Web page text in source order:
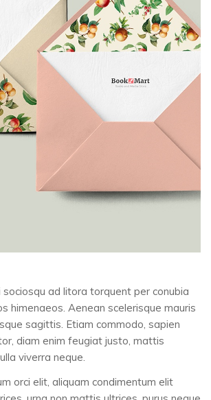
ad litora torquent per conubia
himenaeos. Aenean scelerisque mauris
sagittis. Etiam commodo, sapien
diam enim feugiat justo, mattis
viverra neque.
orci elit, aliquam condimentum elit